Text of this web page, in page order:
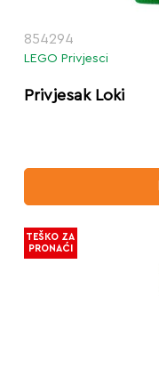
854294
LEGO Privjesci
Privjesak Loki
TEŠKO ZA
PRONAĆI